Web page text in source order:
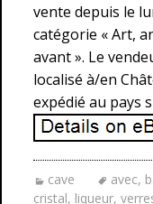
vente depuis le
catégorie « Art,
avant ». Le
localisé à/en
expédié au pays
cave avec,
cristal, liqueur,